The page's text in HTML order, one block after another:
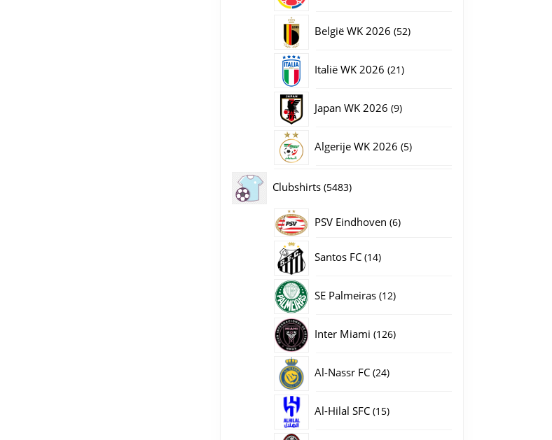
België WK 2026 5252
Italië WK 2026 2121
Japan WK 2026 99
Algerije WK 2026 55
Clubshirts 54835483
producten
PSV Eindhoven 66
Santos FC 1414
SE Palmeiras 1212
Inter Miami 126126
Al-Nassr FC 2424
Al-Hilal SFC 1515